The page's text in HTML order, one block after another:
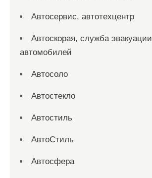
Автосервис, автотехцентр
Автоскорая, служба эвакуации
автомобилей
Автосоло
Автостекло
Автостиль
АвтоСтиль
Автосфера